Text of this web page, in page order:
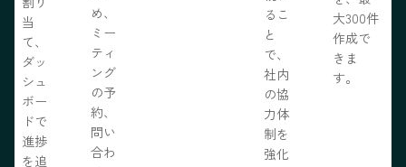
当
て、
ダッ
シュ
ボー
ドで
進捗
を追
め、
ミー
ティ
ング
の予
約、
問い
合わ
るこ
と
で、
社内
の協
力体
制を
強化
大300件
作成で
きま
す。